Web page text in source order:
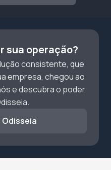
sua operação?
consistente, que
empresa, chegou ao
e descubra o poder
Odisseia